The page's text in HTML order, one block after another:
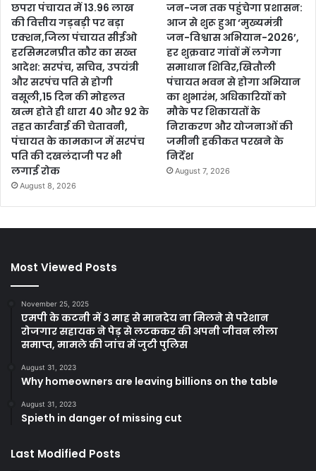
छपरा पंचायत में 13.96 लाख
की वित्तीय गड़बड़ी पर बड़ा
एक्शन,जिला पंचायत सीईओ
हरसिमरनप्रीत कौर का सख्त
आदेश: सरपंच, सचिव, उपयंत्री
और सरपंच पति से होगी
वसूली,15 दिन की मोहलत
खत्म होते ही धारा 40 और 92 के
तहत कार्रवाई की चेतावनी,
पंचायत के कामकाज में सरपंच
पति की दखलंदाजी पर भी
लगाई रोक
August 8, 2026
जन-जन तक पहुंचेगा प्रशासन:
आज से शुरू हुआ ‘मुख्यमंत्री
जन-विश्वास अभियान-2026’,
हर शुक्रवार गांवों में लगेगा
समाधान शिविर,खितौली
पंचायत भवन से होगा अभियान
का शुभारंभ, अधिकारियों को
मौके पर शिकायतों के
निराकरण और योजनाओं की
जमीनी हकीकत परखने के
निर्देश
August 7, 2026
Most Viewed Posts
November 25, 2025
एमपी के कटनी में 3 माह से मानदेय ना मिलने से परेशान
रोजगार सहायक ने पेड़ से लटककर की अपनी जीवन लीला
समाप्त, मामले की जांच में जुटी पुलिस
August 31, 2023
Why homeowners are leaving billions on the table
August 31, 2023
Spieth in danger of missing cut
Last Modified Posts